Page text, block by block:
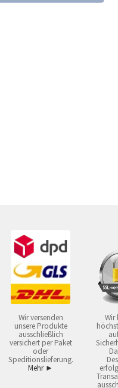
Wir versenden
unsere Produkte
ausschließlich
versichert per Paket
oder
Speditionslieferung.
Mehr ►
Wir